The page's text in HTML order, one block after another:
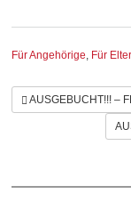
Kategorie
Für Angehörige, Für
AUSGEBUCHT!!! –